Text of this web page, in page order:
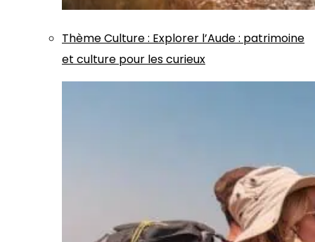
ThèmeCulture: Explorer l’Aude : patrimoine
et culture pour les curieux